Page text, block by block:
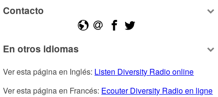
Contacto
En otros idiomas
Ver esta página en Inglés: Listen Diversity Radio online
Ver esta página en Francés: Ecouter Diversity Radio en ligne